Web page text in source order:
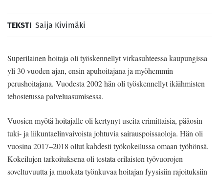
TEKSTI Saija Kivimäki
Superilainen hoitaja oli työskennellyt virkasuhteessa kaupungissa
yli 30 vuoden ajan, ensin apuhoitajana ja myöhemmin
perushoitajana. Vuodesta 2002 hän oli työskennellyt ikäihmisten
tehostetussa palveluasumisessa.
Vuosien myötä hoitajalle oli kertynyt useita erimittaisia, pääosin
tuki- ja liikuntaelinvaivoista johtuvia sairauspoissaoloja. Hän oli
vuosina 2017–2018 ollut kahdesti työkokeilussa omaan työhönsä.
Kokeilujen tarkoituksena oli testata erilaisten työvuorojen
soveltuvuutta ja muokata työnkuvaa hoitajan fyysisiin rajoituksiin